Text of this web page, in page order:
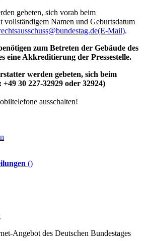
gebeten, sich vorab beim
vollständigem Namen und Geburtsdatum
(E-Mail).
zum Betreten der Gebäude des
eine Akkreditierung der Pressestelle.
werden gebeten, sich beim
30 227-32929 oder 32924)
ausschalten!
()
Angebot des Deutschen Bundestages